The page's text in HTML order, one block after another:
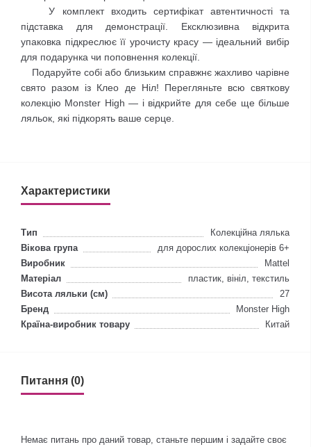
У комплект входить сертифікат автентичності та
підставка для демонстрації. Ексклюзивна відкрита
упаковка підкреслює її урочисту красу — ідеальний вибір
для подарунка чи поповнення колекції.
Подаруйте собі або близьким справжнє жахливо чарівне
свято разом із Клео де Ніл! Перегляньте всю святкову
колекцію Monster High — і відкрийте для себе ще більше
ляльок, які підкорять ваше серце.
Характеристики
Тип
Колекційна лялька
Вікова група
для дорослих колекціонерів 6+
Виробник
Mattel
Матеріал
пластик, вініл, текстиль
Висота ляльки (см)
27
Бренд
Monster High
Країна-виробник товару
Китай
Питання (0)
Немає питань про даний товар, станьте першим і задайте своє